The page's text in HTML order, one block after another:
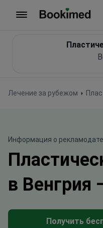
Лечение за рубежом
Информация о
в
Получить